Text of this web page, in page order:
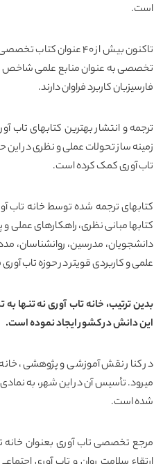
است.
تاکنون بیش از ۴۰
تخصصی به عنوان منابع علمی شاخص
فارسیزبان کاربرد فراوان دارند.
ترجمه و انتشار بهترین کتابهای تاب
زمینه ساز تحولات عملی و نظری در
تاب آوری کمک کرده است.
کتابهای ترجمه شده توسط خانه تاب
کتابها مبانی نظری، راهکارهای عملی و
دانشجویان، مدرسین، روانشناسان،
علمی و کاربردی قویتر در حوزه تاب
بدین ترتیب، خانه تاب آوری نه تنها
این دانش در کشور ایجاد نموده است.
در کنار نقش آموزشی و پژوهشی، خانه
میرود. تأسیس آن در این شهر، به نمادی
شده است.
مرجع تخصصی تاب آوری بعنوان خانه